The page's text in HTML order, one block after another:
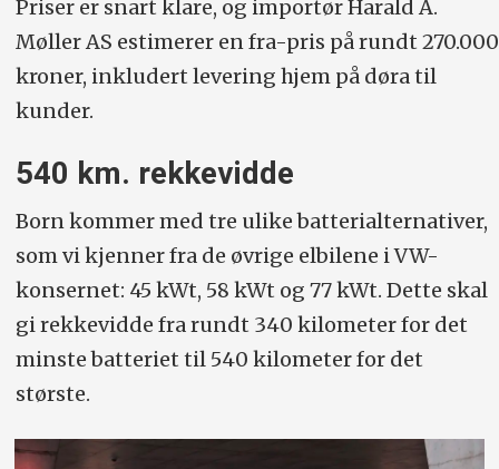
Priser er snart klare, og importør Harald A.
Møller AS estimerer en fra-pris på rundt 270.000
kroner, inkludert levering hjem på døra til
kunder.
540 km. rekkevidde
Born kommer med tre ulike batterialternativer,
som vi kjenner fra de øvrige elbilene i VW-
konsernet: 45 kWt, 58 kWt og 77 kWt. Dette skal
gi rekkevidde fra rundt 340 kilometer for det
minste batteriet til 540 kilometer for det
største.